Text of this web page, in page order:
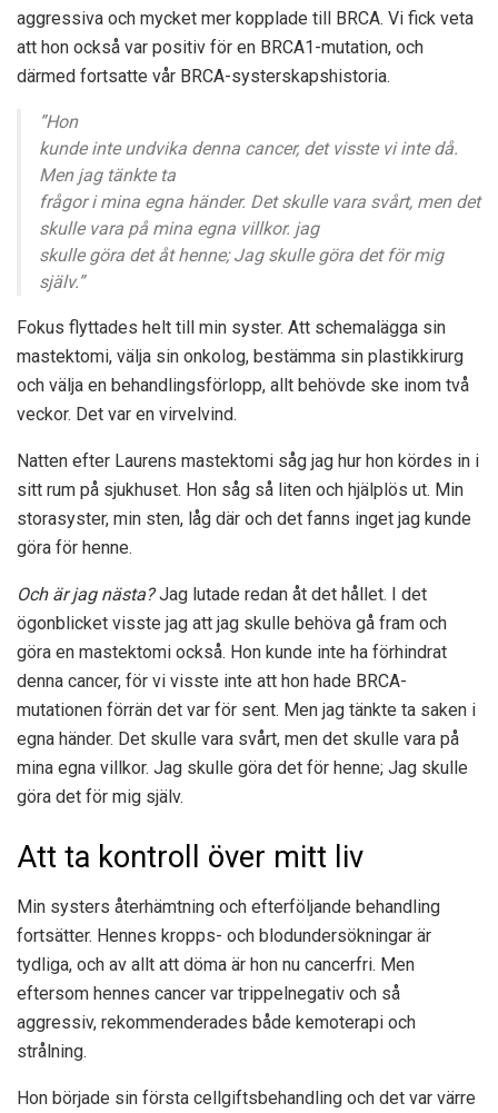
aggressiva och mycket mer kopplade till BRCA. Vi fick veta
att hon också var positiv för en BRCA1-mutation, och
därmed fortsatte vår BRCA-systerskapshistoria.
”Hon
kunde inte undvika denna cancer, det visste vi inte då.
Men jag tänkte ta
frågor i mina egna händer. Det skulle vara svårt, men det
skulle vara på mina egna villkor. jag
skulle göra det åt henne; Jag skulle göra det för mig
själv.”
Fokus flyttades helt till min syster. Att schemalägga sin
mastektomi, välja sin onkolog, bestämma sin plastikkirurg
och välja en behandlingsförlopp, allt behövde ske inom två
veckor. Det var en virvelvind.
Natten efter Laurens mastektomi såg jag hur hon kördes in i
sitt rum på sjukhuset. Hon såg så liten och hjälplös ut. Min
storasyster, min sten, låg där och det fanns inget jag kunde
göra för henne.
Och är jag nästa?Jag lutade redan åt det hållet. I det
ögonblicket visste jag att jag skulle behöva gå fram och
göra en mastektomi också. Hon kunde inte ha förhindrat
denna cancer, för vi visste inte att hon hade BRCA-
mutationen förrän det var för sent. Men jag tänkte ta saken i
egna händer. Det skulle vara svårt, men det skulle vara på
mina egna villkor. Jag skulle göra det för henne; Jag skulle
göra det för mig själv.
Att ta kontroll över mitt liv
Min systers återhämtning och efterföljande behandling
fortsätter. Hennes kropps- och blodundersökningar är
tydliga, och av allt att döma är hon nu cancerfri. Men
eftersom hennes cancer var trippelnegativ och så
aggressiv, rekommenderades både kemoterapi och
strålning.
Hon började sin första cellgiftsbehandling och det var värre